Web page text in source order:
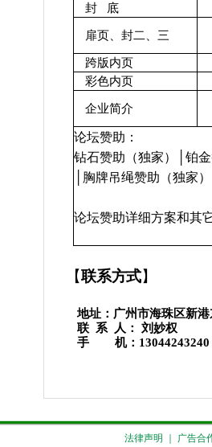
封
底
扉页、封二、三
跨版内页
彩色内页
企业简介
论坛赞助：
钻石赞助（独家）│铂
│胸牌吊绳赞助（独家
论坛赞助详细方案和其
【联系方式】
地址：广州市海珠区
联 系 人：刘妙权
手 机： 13044243240
法律声明
广告合